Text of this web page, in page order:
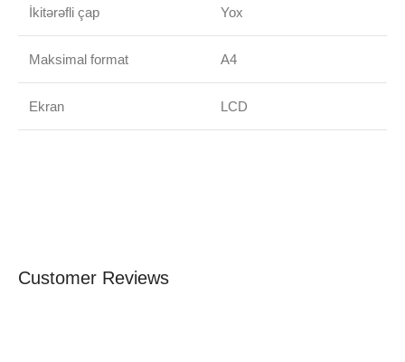
İkitərəfli çap Yox
Maksimal format A4
Ekran LCD
Customer Reviews